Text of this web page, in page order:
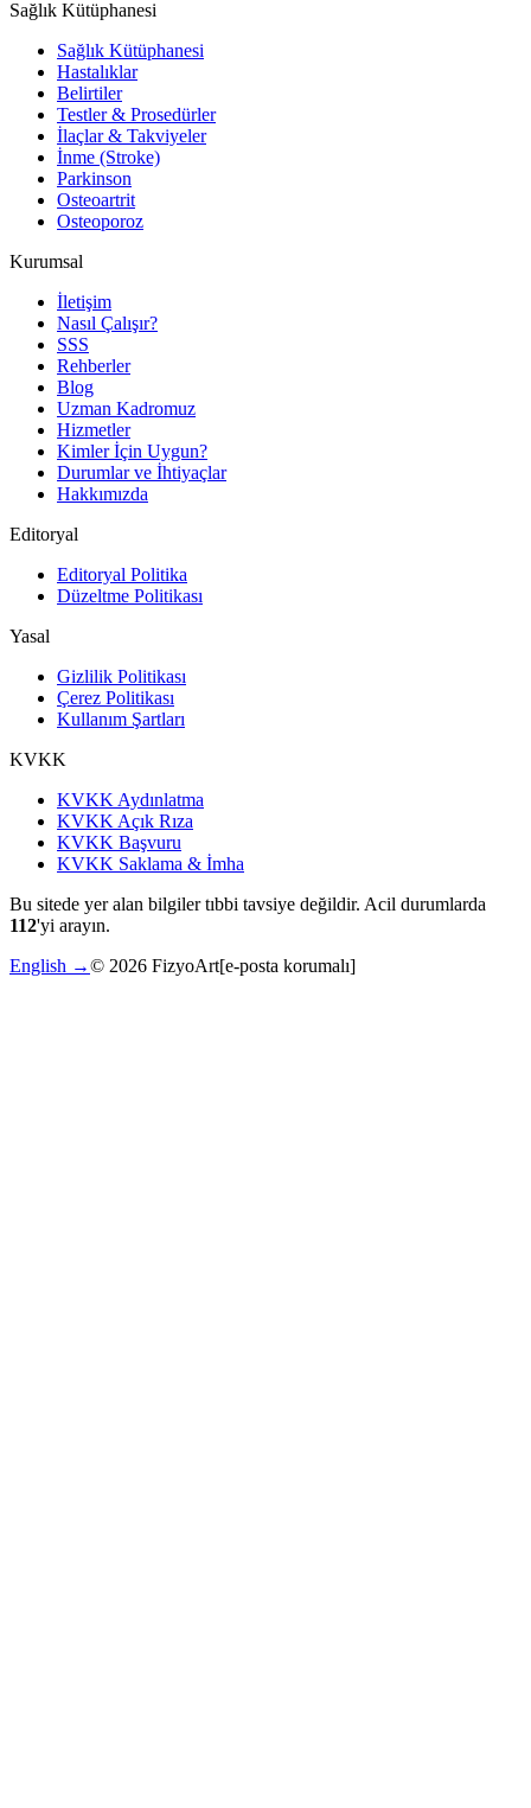
Sağlık Kütüphanesi
Sağlık Kütüphanesi
Hastalıklar
Belirtiler
Testler & Prosedürler
İlaçlar & Takviyeler
İnme (Stroke)
Parkinson
Osteoartrit
Osteoporoz
Kurumsal
İletişim
Nasıl Çalışır?
SSS
Rehberler
Blog
Uzman Kadromuz
Hizmetler
Kimler İçin Uygun?
Durumlar ve İhtiyaçlar
Hakkımızda
Editoryal
Editoryal Politika
Düzeltme Politikası
Yasal
Gizlilik Politikası
Çerez Politikası
Kullanım Şartları
KVKK
KVKK Aydınlatma
KVKK Açık Rıza
KVKK Başvuru
KVKK Saklama & İmha
Bu sitede yer alan bilgiler tıbbi tavsiye değildir. Acil durumlarda
112'yi arayın.
English →© 2026 FizyoArt[e-posta korumalı]